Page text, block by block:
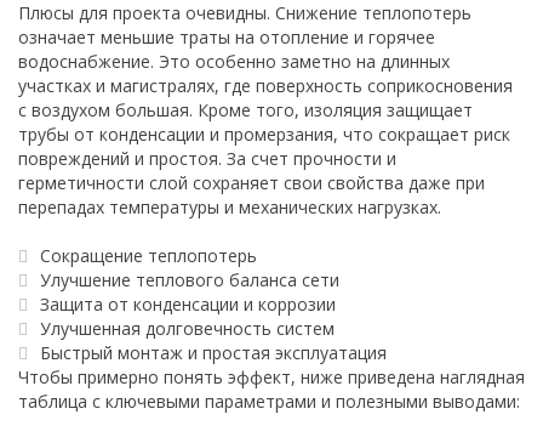
Плюсы для проекта очевидны. Снижение теплопотерь
означает меньшие траты на отопление и горячее
водоснабжение. Это особенно заметно на длинных
участках и магистралях, где поверхность соприкосновения
с воздухом большая. Кроме того, изоляция защищает
трубы от конденсации и промерзания, что сокращает риск
повреждений и простоя. За счет прочности и
герметичности слой сохраняет свои свойства даже при
перепадах температуры и механических нагрузках.
Сокращение теплопотерь
Улучшение теплового баланса сети
Защита от конденсации и коррозии
Улучшенная долговечность систем
Быстрый монтаж и простая эксплуатация
Чтобы примерно понять эффект, ниже приведена наглядная
таблица с ключевыми параметрами и полезными выводами: